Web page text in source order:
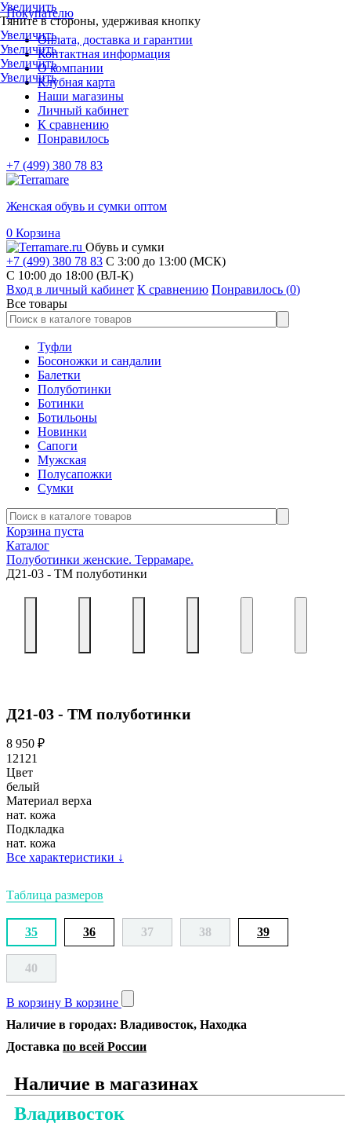
Покупателю
Оплата, доставка и гарантии
Контактная информация
О компании
Клубная карта
Наши магазины
Личный кабинет
К сравнению
Понравилось
+7 (499) 380 78 83
Женская обувь и сумки оптом
0 Корзина
Обувь и сумки
+7 (499) 380 78 83 С 3:00 до 13:00 (МСК)
C 10:00 до 18:00 (ВЛ-К)
Вход в личный кабинет К сравнению Понравилось (0)
Все товары
Туфли
Босоножки и сандалии
Балетки
Полуботинки
Ботинки
Ботильоны
Новинки
Сапоги
Мужская
Полусапожки
Сумки
Корзина пуста
Каталог
Полуботинки женские. Террамаре.
Д21-03 - ТМ полуботинки
Увеличить
Тяните в стороны, удерживая кнопку
Увеличить
Увеличить
Увеличить
Увеличить
Д21-03 - ТМ полуботинки
8 950 ₽
12121
Цвет
белый
Материал верха
нат. кожа
Подкладка
нат. кожа
Все характеристики ↓
Таблица размеров
35 36 37 38 39
40
В корзину В корзине
Наличие в городах: Владивосток, Находка
Доставка по всей России
Наличие в магазинах
Владивосток